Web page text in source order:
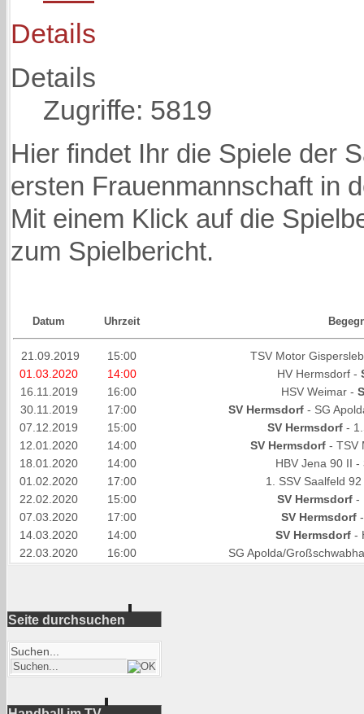
Details
Details
Zugriffe: 5819
Hier findet Ihr die Spiele der
ersten Frauenmannschaft in
Mit einem Klick auf die
zum Spielbericht.
Datum Uhrzeit
21.09.2019 15:00
TSV Motor
01.03.2020
14:00 HV Hermsdorf -
16.11.2019
16:00 HSV Weimar -
30.11.2019
17:00 SV Hermsdorf- SG
07.12.2019
15:00 SV Hermsdorf -
12.01.2020
14:00 SV Hermsdorf - TSV
18.01.2020
14:00 HBV Jena 90 II -
01.02.2020
17:00
1. SSV Saalfeld 92
22.02.2020
15:00 SV Hermsdorf -
07.03.2020
17:00 SV Hermsdorf-
14.03.2020
14:00 SV Hermsdorf-
22.03.2020
16:00 SG Apolda/
Seite durchsuchen
Suchen...